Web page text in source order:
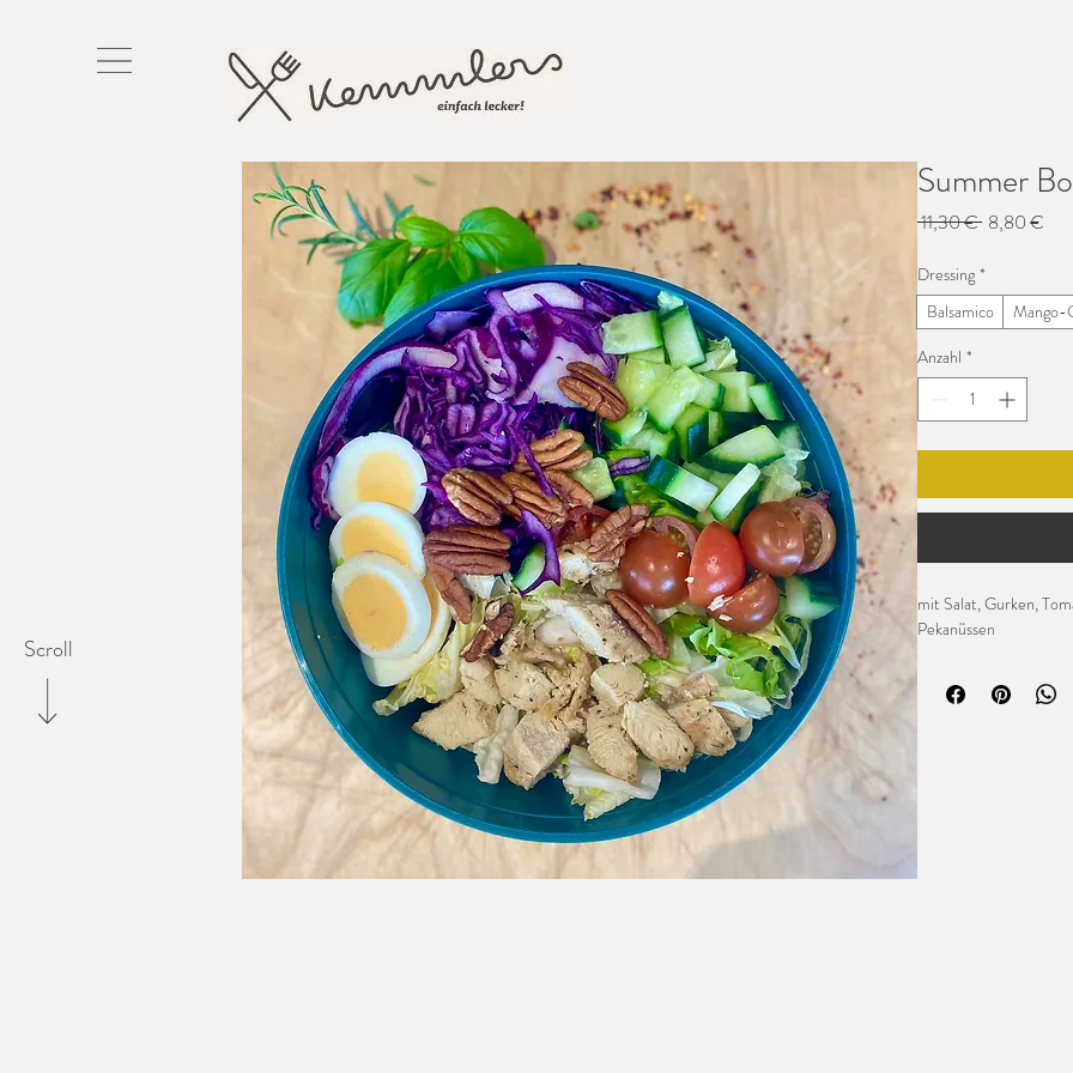
Scroll
Summer
11,30 € Standardpreis
8,80 €
Dressing *
Balsamico
Mango-
Anzahl *
mit Salat, Gurken,
Pekanüssen